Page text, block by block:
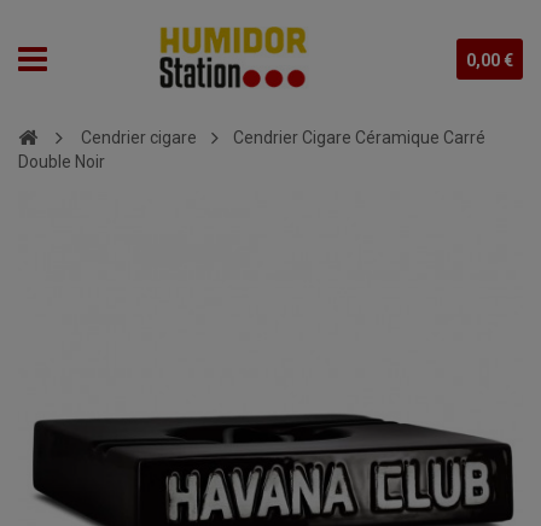
0,00 €
Cendrier cigare
Cendrier Cigare Céramique Carré
Double Noir